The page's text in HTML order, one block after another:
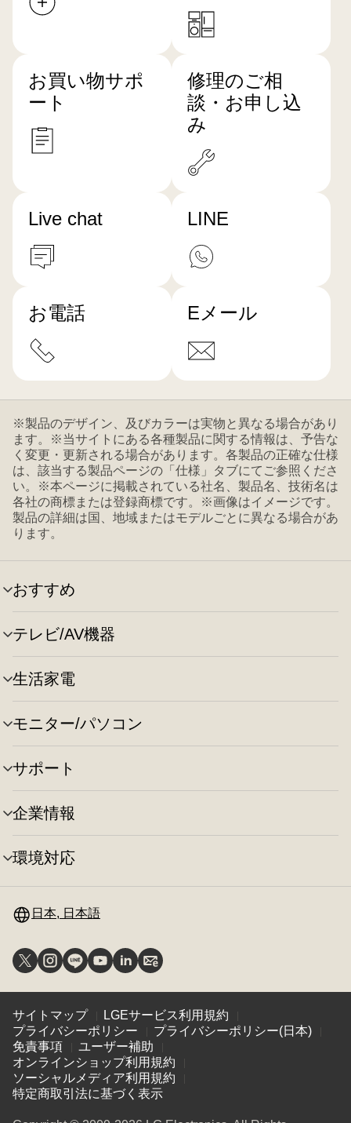
お買い物サポ
ート
修理のご相
談・お申し込
み
Live chat LINE
お電話 Eメール
※製品のデザイン、及びカラーは実物と異なる場合があり
ます。※当サイトにある各種製品に関する情報は、予告な
く変更・更新される場合があります。各製品の正確な仕様
は、該当する製品ページの「仕様」タブにてご参照くださ
い。※本ページに掲載されている社名、製品名、技術名は
各社の商標または登録商標です。※画像はイメージです。
製品の詳細は国、地域またはモデルごとに異なる場合があ
ります。
おすすめ
メ
ニ
ュ
ー
の
切
り
替
え
テレビ/AV機器
メ
ニ
ュ
ー
の
切
り
替
え
生活家電
メ
ニ
ュ
ー
の
切
り
替
え
モニター/パソコン
メ
ニ
ュ
ー
の
切
り
替
え
サポート
メ
ニ
ュ
ー
の
切
り
替
企業情報
メ
ニ
ュ
ー
の
り
え
環境対応
メ
ー
の
り
替
え
日本, 日本語
サイトマップ
LGEサービス利用規約
プライバシーポリシー
プライバシーポリシー(日本)
免責事項
ユーザー補助
オンラインショップ利用規約
ソーシャルメディア利用規約
特定商取引法に基づく表示